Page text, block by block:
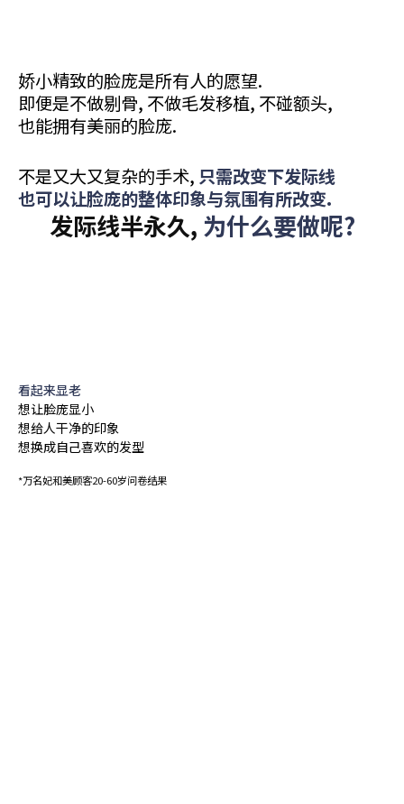
娇小精致的脸庞是所有人的愿望.
即便是不做剔骨, 不做毛发移植, 不碰额头,
也能拥有美丽的脸庞.
不是又大又复杂的手术, 只需改变下发际线
也可以让脸庞的整体印象与氛围有所改变.
发际线半永久, 为什么要做呢?
看起来显老
想让脸庞显小
想给人干净的印象
想换成自己喜欢的发型
*万名妃和美顾客20-60岁问卷结果